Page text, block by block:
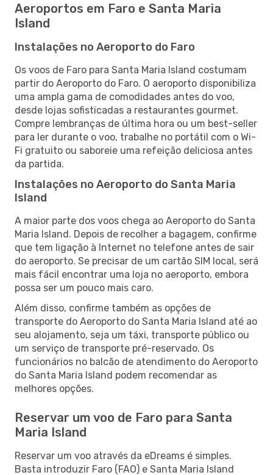
Aeroportos em Faro e Santa Maria
Island
Instalações no Aeroporto do Faro
Os voos de Faro para Santa Maria Island costumam
partir do Aeroporto do Faro. O aeroporto disponibiliza
uma ampla gama de comodidades antes do voo,
desde lojas sofisticadas a restaurantes gourmet.
Compre lembranças de última hora ou um best-seller
para ler durante o voo, trabalhe no portátil com o Wi-
Fi gratuito ou saboreie uma refeição deliciosa antes
da partida.
Instalações no Aeroporto do Santa Maria
Island
A maior parte dos voos chega ao Aeroporto do Santa
Maria Island. Depois de recolher a bagagem, confirme
que tem ligação à Internet no telefone antes de sair
do aeroporto. Se precisar de um cartão SIM local, será
mais fácil encontrar uma loja no aeroporto, embora
possa ser um pouco mais caro.
Além disso, confirme também as opções de
transporte do Aeroporto do Santa Maria Island até ao
seu alojamento, seja um táxi, transporte público ou
um serviço de transporte pré-reservado. Os
funcionários no balcão de atendimento do Aeroporto
do Santa Maria Island podem recomendar as
melhores opções.
Reservar um voo de Faro para Santa
Maria Island
Reservar um voo através da eDreams é simples.
Basta introduzir Faro (FAO) e Santa Maria Island